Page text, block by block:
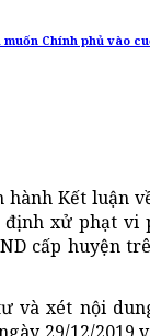
Chính phủ vào
hành Kết luận
xử phạt vi
cấp huyện
và xét nội